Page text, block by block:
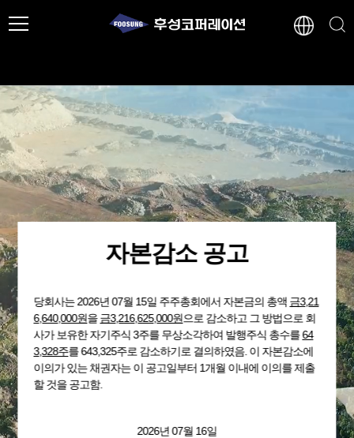
자본감소 공고
당회사는 2026년 07월 15일 주주총회에서 자본금의 총액 금3,21
6,640,000원을금3,216,625,000원으로 감소하고 그 방법으로 회
사가 보유한 자기주식 3주를 무상소각하여 발행주식 총수를64
3,328주를 643,325주로 감소하기로 결의하였음. 이 자본감소에
이의가 있는 채권자는 이 공고일부터 1개월 이내에 이의를 제출
할 것을 공고함.
2026년 07월 16일